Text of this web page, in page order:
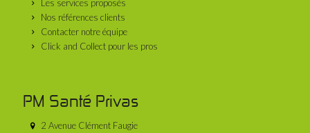
Les services proposés
Nos références clients
Contacter notre équipe
Click and Collect pour les pros
PM Santé Privas
2 Avenue Clément Faugie